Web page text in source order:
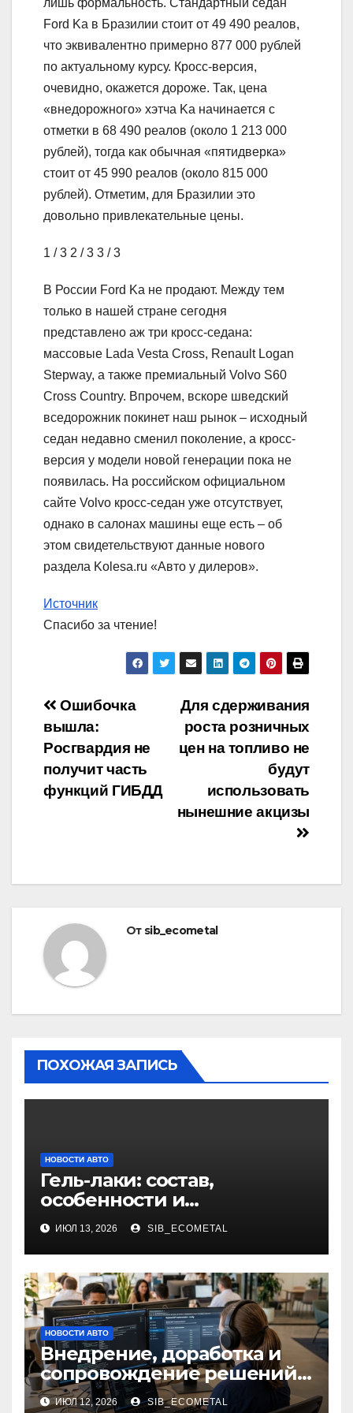
лишь формальность. Стандартный седан
Ford Ka в Бразилии стоит от 49 490 реалов,
что эквивалентно примерно 877 000 рублей
по актуальному курсу. Кросс-версия,
очевидно, окажется дороже. Так, цена
«внедорожного» хэтча Ka начинается с
отметки в 68 490 реалов (около 1 213 000
рублей), тогда как обычная «пятидверка»
стоит от 45 990 реалов (около 815 000
рублей). Отметим, для Бразилии это
довольно привлекательные цены.
1 / 3 2 / 3 3 / 3
В России Ford Ka не продают. Между тем
только в нашей стране сегодня
представлено аж три кросс-седана:
массовые Lada Vesta Cross, Renault Logan
Stepway, а также премиальный Volvo S60
Cross Country. Впрочем, вскоре шведский
вседорожник покинет наш рынок – исходный
седан недавно сменил поколение, а кросс-
версия у модели новой генерации пока не
появилась. На российском официальном
сайте Volvo кросс-седан уже отсутствует,
однако в салонах машины еще есть – об
этом свидетельствуют данные нового
раздела Kolesa.ru «Авто у дилеров».
Источник
Спасибо за чтение!
Навигация
по
записям
Для сдерживания
роста розничных
цен на топливо не
будут
использовать
нынешние акцизы
Ошибочка
вышла:
Росгвардия не
получит часть
функций ГИБДД
От sib_ecometal
ПОХОЖАЯ ЗАПИСЬ
НОВОСТИ АВТО
Гель-лаки: состав,
особенности и
применение в маникюре
ИЮЛ 13, 2026 SIB_ECOMETAL
НОВОСТИ АВТО
Внедрение, доработка и
сопровождение решений
на платформе 1С
ИЮЛ 12, 2026 SIB_ECOMETAL